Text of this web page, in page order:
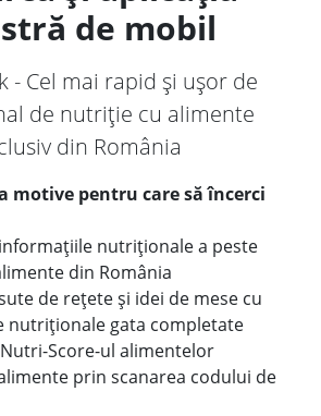
de mobil
- Cel mai rapid și ușor de
de nutriție cu alimente
din România
motive pentru care să încerci
nutriționale a peste
din România
de rețete și idei de mese cu
nutriționale gata completate
Score-ul alimentelor
prin scanarea codului de